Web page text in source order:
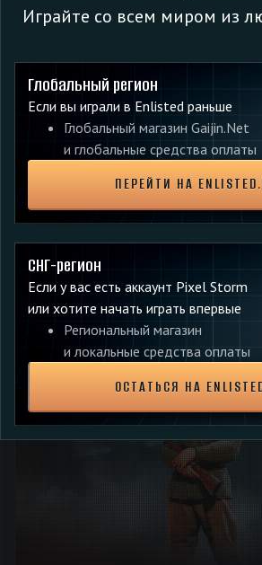
Играйте со всем миром из
Глобальный регион
Если вы играли в Enlisted раньше
Глобальный магазин Gaijin.Net
и глобальные средства оплаты
ПЕРЕЙТИ НА
СНГ-регион
Если у вас есть аккаунт Pixel Storm
или хотите начать играть впервые
Региональный магазин
и локальные средства оплаты
ОСТАТЬСЯ НА
Камуфляж для КВ-1 (Л-11)
Самолёт можно использовать с
отрядом лётчиков-истребителей, а
через меню «Внешний вид» для уже
танка.
В этом Боевом пропуске вас ждут два
солдата!